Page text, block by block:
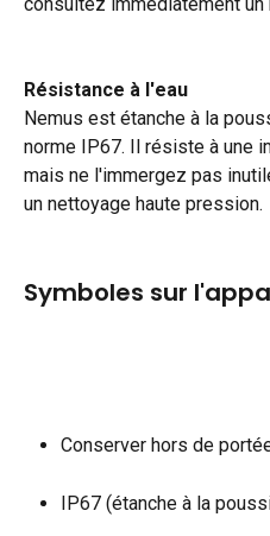
Résistance à l'eau
Nemus est étanche à la
norme IP67. Il résiste à une
mais ne l'immergez pas
un nettoyage haute pression.
Symboles sur
Conserver hors de
IP67 (étanche à la